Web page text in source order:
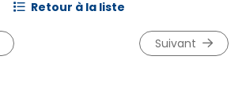
retour à la liste
suivant